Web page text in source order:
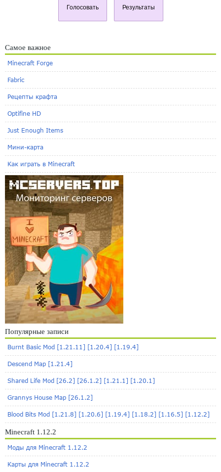
Голосовать Результаты
Самое важное
Minecraft Forge
Fabric
Рецепты крафта
Optifine HD
Just Enough Items
Мини-карта
Как играть в Minecraft
Популярные записи
Burnt Basic Mod [1.21.11] [1.20.4] [1.19.4]
Descend Map [1.21.4]
Shared Life Mod [26.2] [26.1.2] [1.21.1] [1.20.1]
Grannys House Map [26.1.2]
Blood Bits Mod [1.21.8] [1.20.6] [1.19.4] [1.18.2] [1.16.5] [1.12.2]
Minecraft 1.12.2
Моды для Minecraft 1.12.2
Карты для Minecraft 1.12.2